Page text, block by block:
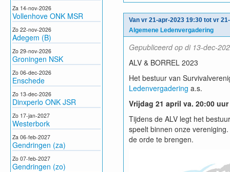
Za 14-nov-2026
Vollenhove ONK MSR
Zo 22-nov-2026
Adegem (B)
Zo 29-nov-2026
Groningen NSK
Zo 06-dec-2026
Enschede
Zo 13-dec-2026
Dinxperlo ONK JSR
Zo 17-jan-2027
Westerbork
Za 06-feb-2027
Gendringen (za)
Zo 07-feb-2027
Gendringen (zo)
Van vr 21-apr-2023 19:30 tot vr
Algemene Ledenvergadering
Gepubliceerd op di 13-dec-
ALV & BORREL 2023
Het bestuur van
Ledenvergadering a.s.
Vrijdag 21 april va. 20:00
Tijdens de ALV legt het
speelt binnen onze
de orde te brengen.